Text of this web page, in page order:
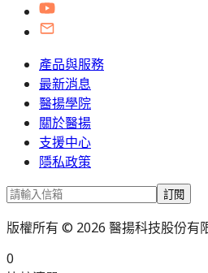
產品與服務
最新消息
醫揚學院
關於醫揚
支援中心
隱私政策
訂閱
版權所有 © 2026 醫揚科技股份有
0